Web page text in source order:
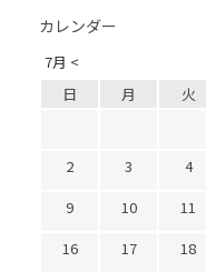
カレンダー
7月 <
日 月 火
2
3 4
9
10 11
16
17 18